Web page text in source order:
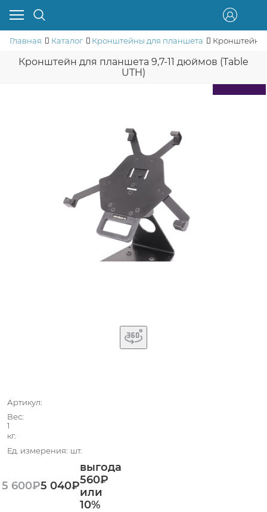
Главная Каталог Кронштейны для планшета Кронштейн
Кронштейн для планшета 9,7-11 дюймов (Table
UTH)
Артикул:
Вес:
1
кг.
Ед. измерения: шт.
5 600₽5 040₽
выгода
560₽
или
10%